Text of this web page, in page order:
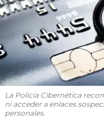
La Policía Cibernética
ni acceder a enlaces
personales.